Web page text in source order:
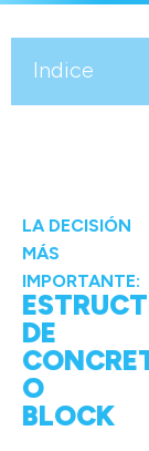
Indice
LA DECISIÓN
MÁS
IMPORTANTE:
DE
O
BLOCK